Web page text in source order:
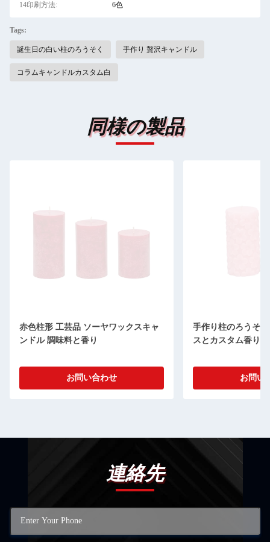
14印刷方法: 6色
Tags:
誕生日の白い柱のろうそく 手作り 贅沢キャンドル
コラムキャンドルカスタム白
同様の製品
赤色柱形 工芸品 ソーヤワックスキャ
ンドル 調味料と香り
お問い合わせ
手作り柱のろうそ
スとカスタム香り
お問い
連絡先